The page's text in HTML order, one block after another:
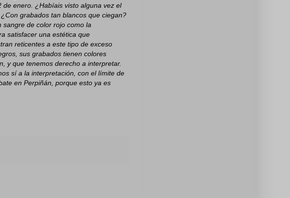
enero. ¿Habíais visto alguna vez el
grabados tan blancos que ciegan?
de color rojo como la
satisfacer una estética que
reticentes a este tipo de exceso
sus grabados tienen colores
y que tenemos derecho a interpretar.
sí a la interpretación, con el límite de
en Perpiñán, porque esto ya es